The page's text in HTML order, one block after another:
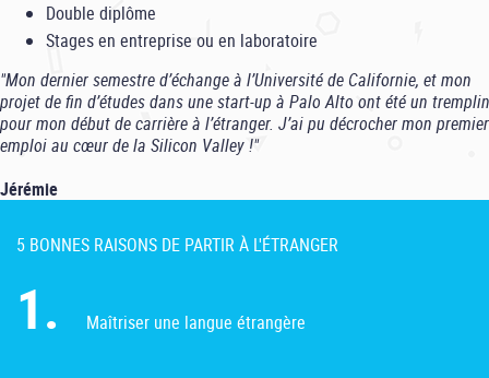
Double diplôme
Stages en entreprise ou en laboratoire
"Mon dernier semestre d’échange à l’Université de Californie, et mon
projet de fin d’études dans une start-up à Palo Alto ont été un tremplin
pour mon début de carrière à l’étranger. J’ai pu décrocher mon premier
emploi au cœur de la Silicon Valley !"
Jérémie
5 BONNES RAISONS DE PARTIR À L'ÉTRANGER
1. Maîtriser une langue étrangère